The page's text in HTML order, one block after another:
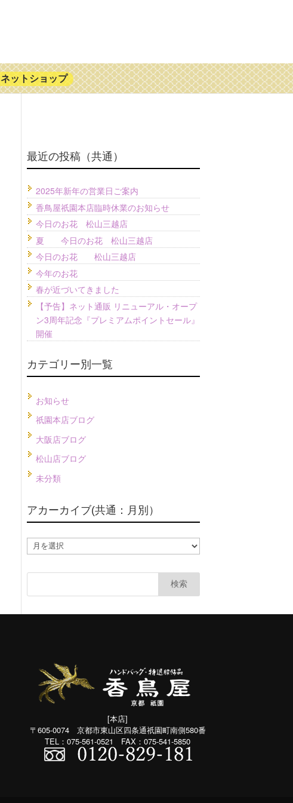
ネットショップ
最近の投稿（共通）
2025年新年の営業日ご案内
香鳥屋祇園本店臨時休業のお知らせ
今日のお花 松山三越店
夏 今日のお花 松山三越店
今日のお花 松山三越店
今年のお花
春が近づいてきました
【予告】ネット通販 リニューアル・オープ
ン3周年記念『プレミアムポイントセール』
開催
カテゴリー別一覧
お知らせ
祇園本店ブログ
大阪店ブログ
松山店ブログ
未分類
アカーカイブ(共通：月別）
カ
ー
イ
ブ
別）
[本店]
〒605-0074 京都市東山区四条通祇園町南側580番
TEL：075-561-0521 FAX：075-541-5850